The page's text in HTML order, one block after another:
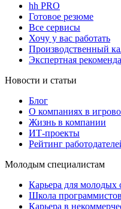
hh PRO
Готовое резюме
Все сервисы
Хочу у вас работать
Производственный
Экспертная
Новости и статьи
Блог
О компаниях в
Жизнь в компании
ИТ-проекты
Рейтинг
Молодым специалистам
Карьера для молодых
Школа программистов
Карьера в